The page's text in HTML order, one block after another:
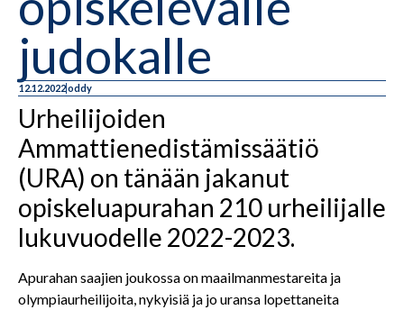
judokalle
12.12.2022oddy
Urheilijoiden
Ammattienedistämissäätiö
(URA) on tänään jakanut
opiskeluapurahan 210 urheilijalle
lukuvuodelle 2022-2023.
Apurahan saajien joukossa on maailmanmestareita ja
olympiaurheilijoita, nykyisiä ja jo uransa lopettaneita